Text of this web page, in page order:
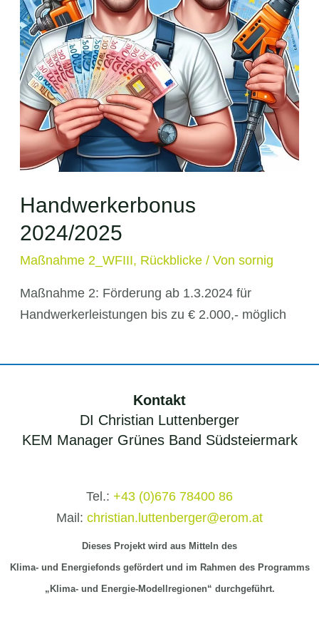
Handwerkerbonus
2024/2025
Maßnahme 2_WFIII, Rückblicke/ Von sornig
Maßnahme 2: Förderung ab 1.3.2024 für
Handwerkerleistungen bis zu € 2.000,- möglich
Kontakt
DI Christian Luttenberger
KEM Manager Grünes Band Südsteiermark
Tel.: +43 (0)676 78400 86
Mail: christian.luttenberger@erom.at
Dieses Projekt wird aus Mitteln des
Klima- und Energiefonds gefördert und im Rahmen des Programms
„Klima- und Energie-Modellregionen“ durchgeführt.